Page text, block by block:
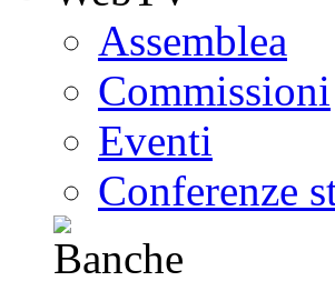
Assemblea
Commissioni
Eventi
Conferenze